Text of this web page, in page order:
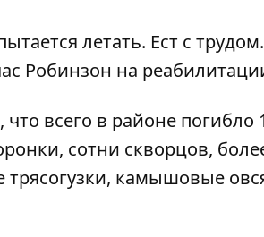
летать. Ест с
Робинзон на
всего в районе погибло
сотни скворцов,
камышовые